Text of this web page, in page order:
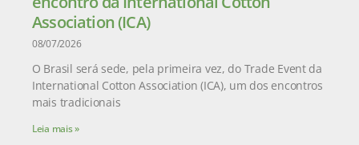
Association (ICA)
08/07/2026
O Brasil será sede, pela primeira vez, do Trade Event da
International Cotton Association (ICA), um dos encontros
mais tradicionais
Leia mais »